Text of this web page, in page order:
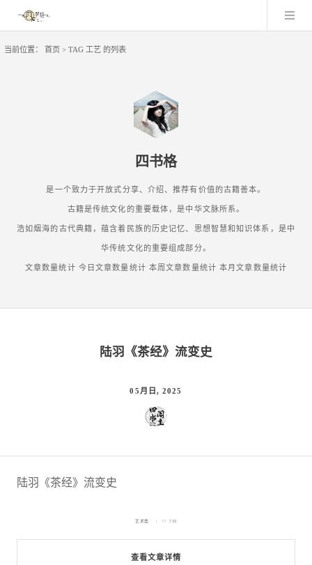
当前位置： 首页> TAG 工艺 的列表
四书格
是一个致力于开放式分享、介绍、推荐有价值的古籍善本。
古籍是传统文化的重要载体，是中华文脉所系。
浩如烟海的古代典籍，蕴含着民族的历史记忆、思想智慧和知识体系，是中
华传统文化的重要组成部分。
文章数量统计 今日文章数量统计 本周文章数量统计本月文章数量统计
陆羽《茶经》流变史
05月日, 2025
陆羽《茶经》流变史
查看文章详情
艺术类 733